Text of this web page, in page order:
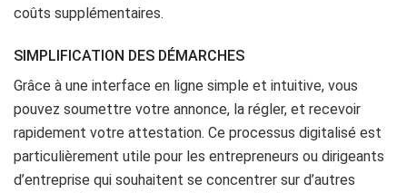
coûts supplémentaires.
SIMPLIFICATION DES DÉMARCHES
Grâce à une interface en ligne simple et intuitive, vous
pouvez soumettre votre annonce, la régler, et recevoir
rapidement votre attestation. Ce processus digitalisé est
particulièrement utile pour les entrepreneurs ou dirigeants
d’entreprise qui souhaitent se concentrer sur d’autres